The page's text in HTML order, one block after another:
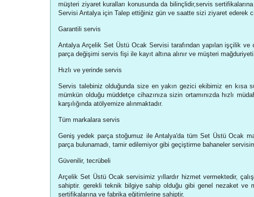
müşteri ziyaret kuralları konusunda da bilinçlidir,servis
Servisi Antalya için Talep ettiğiniz gün ve saatte sizi ziyaret ederek
Garantili servis
Antalya Arçelik Set Üstü Ocak Servisi tarafından yapılan işçilik ve
parça değişimi servis fişi ile kayıt altına alınır ve müşteri
Hızlı ve yerinde servis
Servis talebiniz olduğunda size en yakın gezici ekibimiz en kısa
mümkün olduğu müddetçe cihazınıza sizin ortamınızda hızlı
karşılığında atölyemize alınmaktadır.
Tüm markalara servis
Geniş yedek parça stoğumuz ile Antalya'da tüm Set Üstü Ocak
parça bulunamadı, tamir edilemiyor gibi geçiştirme bahaneler
Güvenilir, tecrübeli
Arçelik Set Üstü Ocak servisimiz yıllardır hizmet vermektedir,
sahiptir. gerekli teknik bilgiye sahip olduğu gibi genel nezaket ve
sertifikalarına ve fabrika eğitimlerine sahiptir.